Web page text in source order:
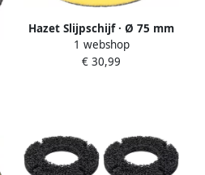
Hazet Slijpschijf · Ø 75 mm
9033N-5-75
1 webshop
€ 30,99